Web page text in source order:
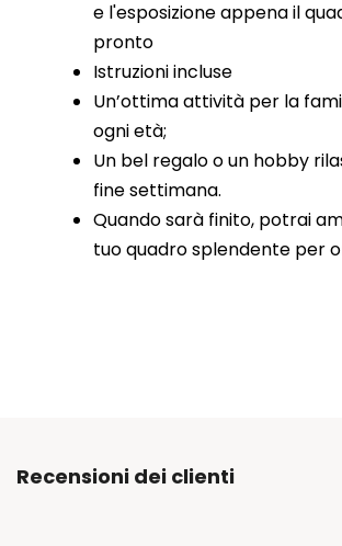
e l'esposizione appena il
pronto
Istruzioni incluse
Un’ottima attività per la
ogni età;
Un bel regalo o un hobby
fine settimana.
Quando sarà finito, potrai
tuo quadro splendente per
Recensioni dei clienti